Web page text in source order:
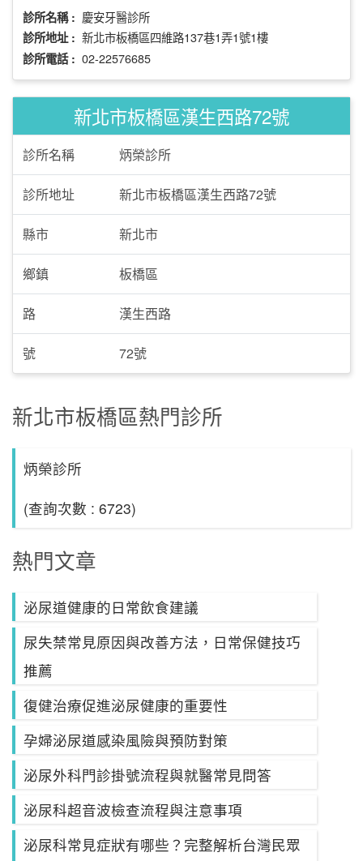
診所名稱 : 慶安牙醫診所
診所地址 : 新北市板橋區四維路137巷1弄1號1樓
診所電話 : 02-22576685
新北市板橋區漢生西路72號
診所名稱 炳榮診所
診所地址 新北市板橋區漢生西路72號
縣市 新北市
鄉鎮 板橋區
路 漢生西路
號 72號
新北市板橋區熱門診所
炳榮診所
(查詢次數 : 6723)
熱門文章
泌尿道健康的日常飲食建議
尿失禁常見原因與改善方法，日常保健技巧
推薦
復健治療促進泌尿健康的重要性
孕婦泌尿道感染風險與預防對策
泌尿外科門診掛號流程與就醫常見問答
泌尿科超音波檢查流程與注意事項
泌尿科常見症狀有哪些？完整解析台灣民眾